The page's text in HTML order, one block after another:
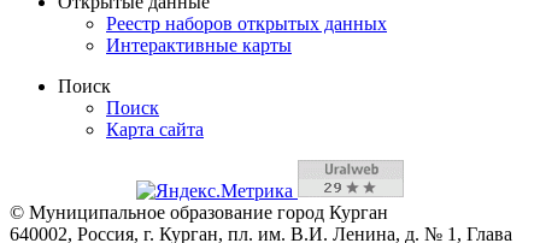
Реестр наборов открытых данных
Интерактивные карты
Поиск
Поиск
Карта сайта
© Муниципальное образование город Курган
640002, Россия, г. Курган, пл. им. В.И. Ленина, д. № 1, Глава